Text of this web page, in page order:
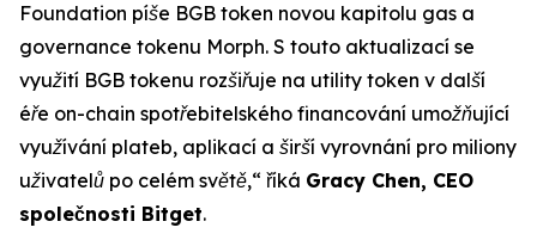
Foundation píše BGB token novou kapitolu gas a
governance tokenu Morph. S touto aktualizací se
využití BGB tokenu rozšiřuje na utility token v další
éře on-chain spotřebitelského financování umožňující
využívání plateb, aplikací a širší vyrovnání pro miliony
uživatelů po celém světě,“ říká Gracy Chen, CEO
společnosti Bitget.